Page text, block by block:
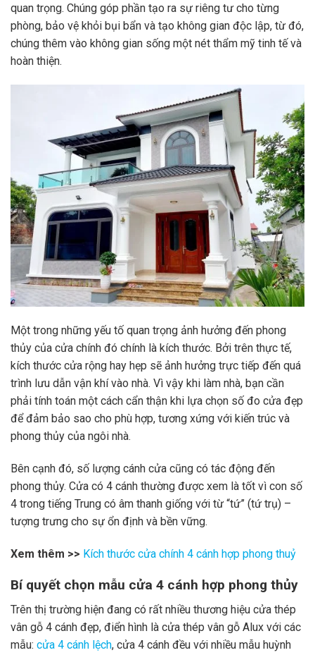
quan trọng. Chúng góp phần tạo ra sự riêng tư cho từng
phòng, bảo vệ khỏi bụi bẩn và tạo không gian độc lập, từ đó,
chúng thêm vào không gian sống một nét thẩm mỹ tinh tế và
hoàn thiện.
Một trong những yếu tố quan trọng ảnh hưởng đến phong
thủy của cửa chính đó chính là kích thước. Bởi trên thực tế,
kích thước cửa rộng hay hẹp sẽ ảnh hưởng trực tiếp đến quá
trình lưu dẫn vận khí vào nhà. Vì vậy khi làm nhà, bạn cần
phải tính toán một cách cẩn thận khi lựa chọn số đo cửa đẹp
để đảm bảo sao cho phù hợp, tương xứng với kiến trúc và
phong thủy của ngôi nhà.
Bên cạnh đó, số lượng cánh cửa cũng có tác động đến
phong thủy. Cửa có 4 cánh thường được xem là tốt vì con số
4 trong tiếng Trung có âm thanh giống với từ “tứ” (tứ trụ) –
tượng trưng cho sự ổn định và bền vững.
Xem thêm >> Kích thước cửa chính 4 cánh hợp phong thuỷ
Bí quyết chọn mẫu cửa 4 cánh hợp phong thủy
Trên thị trường hiện đang có rất nhiều thương hiệu cửa thép
vân gỗ 4 cánh đẹp, điển hình là cửa thép vân gỗ Alux với các
mẫu: cửa 4 cánh lệch, cửa 4 cánh đều với nhiều mẫu huỳnh